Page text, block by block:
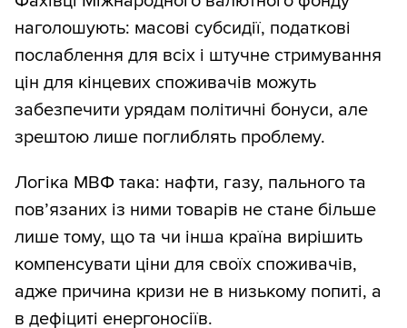
наголошують: масові субсидії, податкові
послаблення для всіх і штучне стримування
цін для кінцевих споживачів можуть
забезпечити урядам політичні бонуси, але
зрештою лише поглиблять проблему.
Логіка МВФ така: нафти, газу, пального та
пов’язаних із ними товарів не стане більше
лише тому, що та чи інша країна вирішить
компенсувати ціни для своїх споживачів,
адже причина кризи не в низькому попиті, а
в дефіциті енергоносіїв.